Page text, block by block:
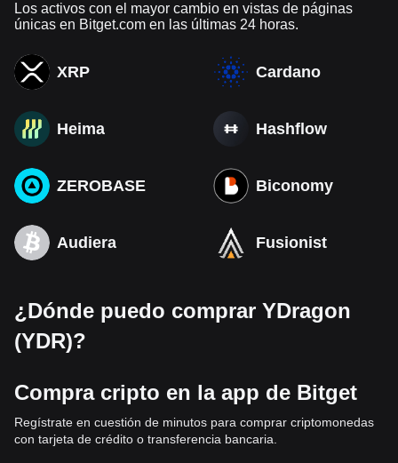
Los activos con el mayor cambio en vistas de páginas
únicas en Bitget.com en las últimas 24 horas.
XRP Cardano
Heima Hashflow
ZEROBASE Biconomy
Audiera Fusionist
¿Dónde puedo comprar YDragon
(YDR)?
Compra cripto en la app de Bitget
Regístrate en cuestión de minutos para comprar criptomonedas
con tarjeta de crédito o transferencia bancaria.